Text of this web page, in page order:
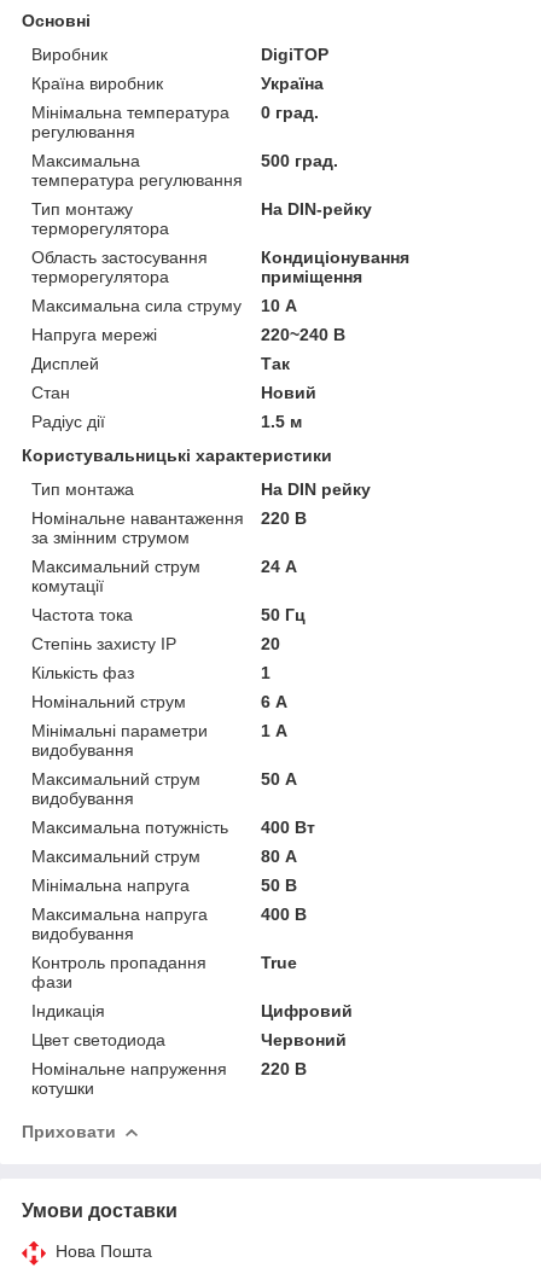
Основні
Виробник
DigiTOP
Країна виробник
Україна
Мінімальна температура
регулювання
0 град.
Максимальна
температура регулювання
500 град.
Тип монтажу
терморегулятора
На DIN-рейку
Область застосування
терморегулятора
Кондиціонування
приміщення
Максимальна сила струму
10 А
Напруга мережі
220~240 В
Дисплей
Так
Стан
Новий
Радіус дії
1.5 м
Користувальницькі характеристики
Тип монтажа
На DIN рейку
Номінальне навантаження
за змінним струмом
220 В
Максимальний струм
комутації
24 А
Частота тока
50 Гц
Степінь захисту IP
20
Кількість фаз
1
Номінальний струм
6 А
Мінімальні параметри
видобування
1 А
Максимальний струм
видобування
50 А
Максимальна потужність
400 Вт
Максимальний струм
80 А
Мінімальна напруга
50 В
Максимальна напруга
видобування
400 В
Контроль пропадання
фази
True
Індикація
Цифровий
Цвет светодиода
Червоний
Номінальне напруження
котушки
220 В
Приховати
Умови доставки
Нова Пошта